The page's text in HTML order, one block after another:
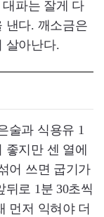
파는 잘게 다
낸다. 깨소금은
살아난다.
술과 식용유 1
지만 센 열에
어 쓰면 굽기가
로 1분 30초씩
먼저 익혀야 더